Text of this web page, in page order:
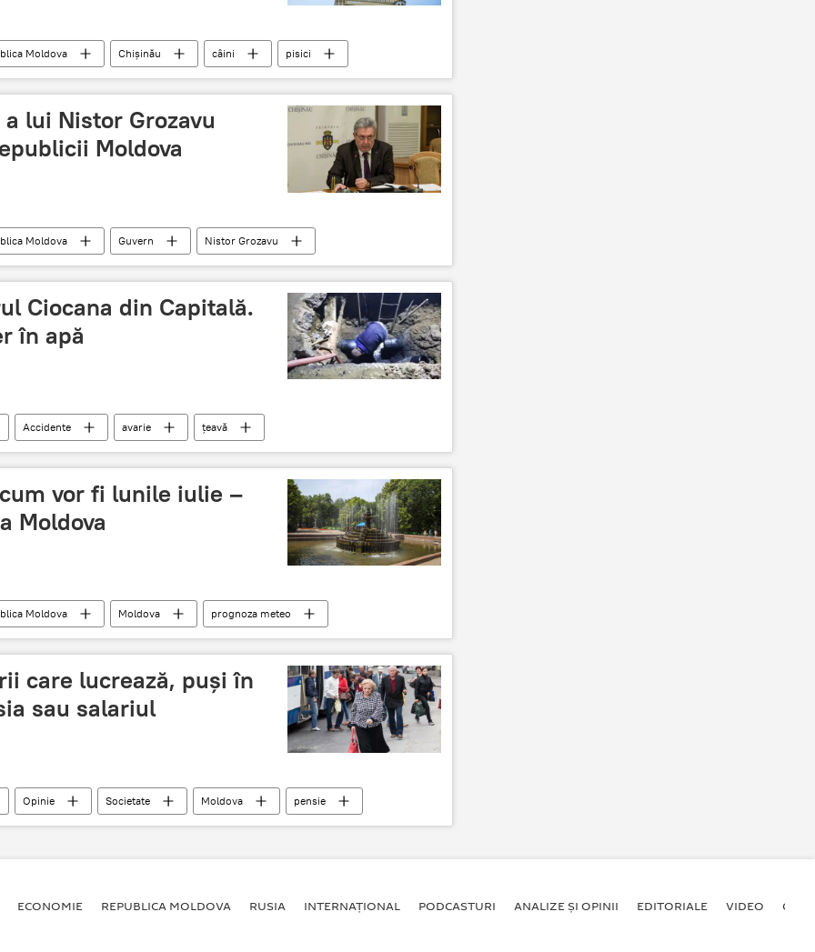
Moldova Chișinău câini pisici
lui Nistor Grozavu
Moldova
Moldova Guvern
Nistor Grozavu
Ciocana din Capitală.
în apă
Accidente avarie
țeavă
sectorul Ciocana
vor fi lunile iulie –
Moldova
Moldova Moldova
prognoza meteo
care lucrează, puși în
sau salariul
Opinie Societate Moldova
pensie
Ministerul Muncii, Protecției Sociale și Familiei
ECONOMIE REPUBLICA MOLDOVA RUSIA INTERNAȚIONAL PODCASTURI ANALIZE ȘI OPINII EDITORIALE VIDEO